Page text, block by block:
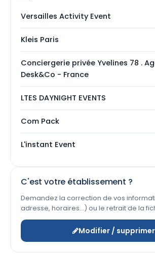
Versailles Activity Event
Kleis Paris
Conciergerie privée Yvelines 78 .
Desk&Co - France
LTES DAYNIGHT EVENTS
Com Pack
L'instant Event
C'est votre établissement ?
Demandez la correction de vos
adresse, horaires…) ou le retrait de la
Modifier / supprimer